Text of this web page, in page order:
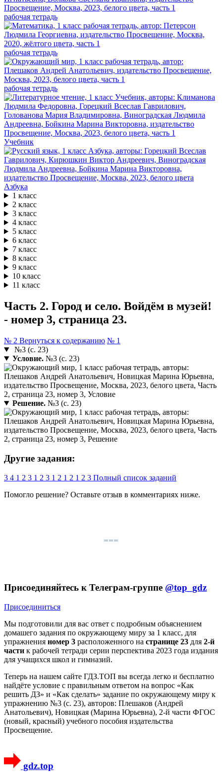
рабочая тетрадь
рабочая тетрадь
рабочая тетрадь
Учебник
Азбука
1 класс
2 класс
3 класс
4 класс
5 класс
6 класс
7 класс
8 класс
9 класс
10 класс
11 класс
Часть 2. Город и село. Войдём в музей!
- номер 3, страница 23.
№ 2 Вернуться к содержанию № 1
№3 (с. 23)
Условие.№3 (с. 23)
Решение.№3 (с. 23)
Другие задания:
3 4 1 2 3 1 2 3 1 2 1 2 1 2 3 Полный список заданий
Помогло решение? Оставьте отзыв в комментариях ниже.
Присоединяйтесь к Телеграм-группе @top_gdz
Присоединиться
Мы подготовили для вас ответ c подробным объяснением
домашего задания по окружающему миру за 1 класс, для
упражнения номер 3 расположенного на странице 23 для 2-й
части к рабочей тетради серии перспектива 2023 года издания
для учащихся школ и гимназий.
Теперь на нашем сайте ГДЗ.ТОП вы всегда легко и бесплатно
найдёте условие с правильным ответом на вопрос «Как
решить ДЗ» и «Как сделать» задание по окружающему миру к
упражнению №3 (с. 23), авторов: Плешаков (Андрей
Анатольевич), Новицкая (Марина Юрьевна), 2-й части ФГОС
(новый, красный) учебного пособия издательства
Просвещение.
gdz.top